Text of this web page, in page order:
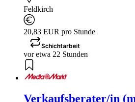
Feldkirch
20,83 EUR pro Stunde
Schichtarbeit
vor etwa 22 Stunden
Verkaufsberater/in